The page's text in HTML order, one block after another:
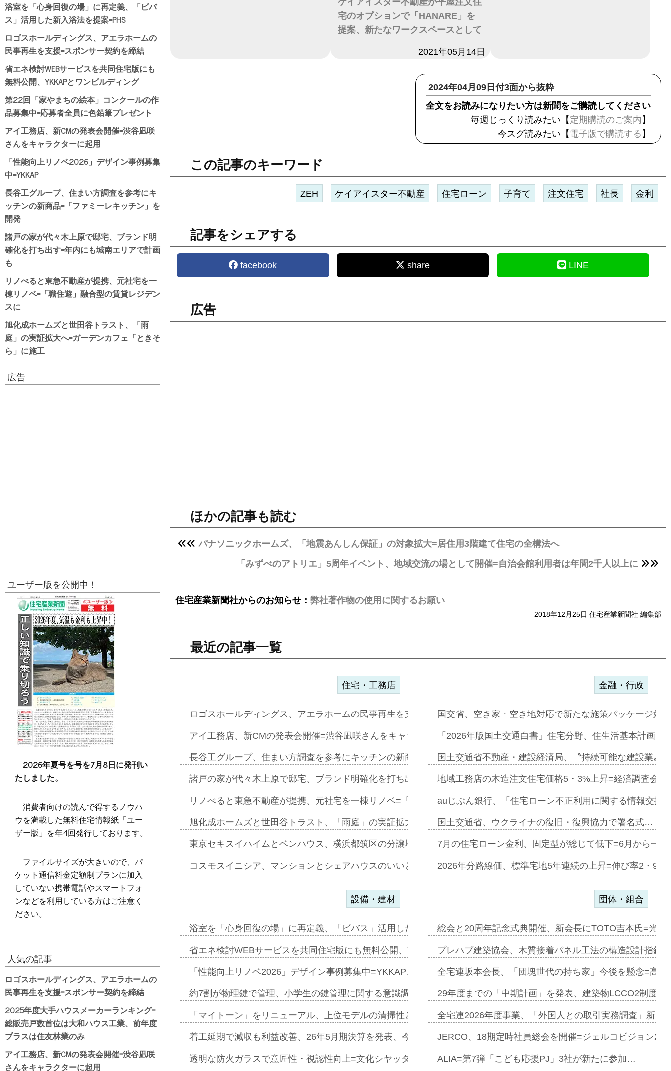
宅のオプションで「HANARE」を
提案、新たなワークスペースとして
2021年05月14日
2024年04月09日付3面から抜粋
全文をお読みになりたい方は新聞をご購読してください
毎週じっくり読みたい【 定期購読のご案内 】
今スグ読みたい【 電子版で購読する 】
この記事のキーワード
ZEH ケイアイスター不動産 住宅ローン 子育て 注文住宅 社長 金利
記事をシェアする
facebook share LINE
広告
ほかの記事も読む
パナソニックホームズ、「地震あんしん保証」の対象拡大=居住用3階建て住宅の全構法へ
「みずべのアトリエ」5周年イベント、地域交流の場として開催=自治会館利用者は年間2千人以上に
住宅産業新聞社からのお知らせ： 弊社著作物の使用に関するお願い
2018年12月25日 住宅産業新聞社 編集部
最近の記事一覧
住宅・工務店
ロゴスホールディングス、アエラホームの民事再生を支援=スポンサー契約…
アイ工務店、新CMの発表会開催=渋谷凪咲さんをキャラクターに起用…
長谷工グループ、住まい方調査を参考にキッチンの新商品=「ファミーレキ…
諸戸の家が代々木上原で邸宅、ブランド明確化を打ち出す=年内にも城南エ…
リノべると東急不動産が提携、元社宅を一棟リノベ=「職住遊」融合型の賃…
旭化成ホームズと世田谷トラスト、「雨庭」の実証拡大へ=ガーデンカフェ…
東京セキスイハイムとベンハウス、横浜都筑区の分譲地開発で初協業=お互…
コスモスイニシア、マンションとシェアハウスのいいとこどりのコリビング…
金融・行政
国交省、空き家・空き地対応で新たな施策パッケージ始
「2026年版国土交通白書」住宅分野、住生活基本計画
国土交通省不動産・建設経済局、〝持続可能な建設業〟
地域工務店の木造注文住宅価格5・3%上昇=経済調査会
auじぶん銀行、「住宅ローン不正利用に関する情報交換
国土交通省、ウクライナの復旧・復興協力で署名式…
7月の住宅ローン金利、固定型が総じて低下=6月から一
2026年分路線価、標準宅地5年連続の上昇=伸び率2・
設備・建材
浴室を「心身回復の場」に再定義、「ビバス」活用した新入浴法を提案=P…
省エネ検討WEBサービスを共同住宅版にも無料公開、YKKAPとワンビ…
「性能向上リノベ2026」デザイン事例募集中=YKKAP…
約7割が物理鍵で管理、小学生の鍵管理に関する意識調査=Nature…
「マイトーン」をリニューアル、上位モデルの清掃性と安全性追加=リンナ…
着工延期で減収も利益改善、26年5月期決算を発表、今期は増収見込む=…
透明な防火ガラスで意匠性・視認性向上=文化シヤッター…
団体・組合
総会と20周年記念式典開催、新会長にTOTO吉本氏=光
プレハブ建築協会、木質接着パネル工法の構造設計指針
全宅連坂本会長、「団塊世代の持ち家」今後を懸念=高
29年度までの「中期計画」を発表、建築物LCCO2制度
全宅連2026年度事業、「外国人との取引実務調査」新規
JERCO、18期定時社員総会を開催=ジェルコビジョン
ALIA=第7弾「こども応援PJ」3社が新たに参加…
浴室を「心身回復の場」に再定義、「ビバ
ス」活用した新入浴法を提案=PHS
ロゴスホールディングス、アエラホームの
民事再生を支援=スポンサー契約を締結
省エネ検討WEBサービスを共同住宅版にも
無料公開、YKKAPとワンビルディング
第22回「家やまちの絵本」コンクールの作
品募集中=応募者全員に色鉛筆プレゼント
アイ工務店、新CMの発表会開催=渋谷凪咲
さんをキャラクターに起用
「性能向上リノベ2026」デザイン事例募集
中=YKKAP
長谷工グループ、住まい方調査を参考にキ
ッチンの新商品=「ファミーレキッチン」を
開発
諸戸の家が代々木上原で邸宅、ブランド明
確化を打ち出す=年内にも城南エリアで計画
も
リノべると東急不動産が提携、元社宅を一
棟リノベ=「職住遊」融合型の賃貸レジデン
スに
旭化成ホームズと世田谷トラスト、「雨
庭」の実証拡大へ=ガーデンカフェ「ときそ
ら」に施工
広告
ユーザー版を公開中！
2026年夏号を号を7月8日に発刊い
たしました。
消費者向けの読んで得するノウハ
ウを満載した無料住宅情報紙「ユー
ザー版」を年4回発行しております。
ファイルサイズが大きいので、パ
ケット通信料金定額制プランに加入
していない携帯電話やスマートフォ
ンなどを利用している方はご注意く
ださい。
人気の記事
ロゴスホールディングス、アエラホームの
民事再生を支援=スポンサー契約を締結
2025年度大手ハウスメーカーランキング=
総販売戸数首位は大和ハウス工業、前年度
プラスは住友林業のみ
アイ工務店、新CMの発表会開催=渋谷凪咲
さんをキャラクターに起用